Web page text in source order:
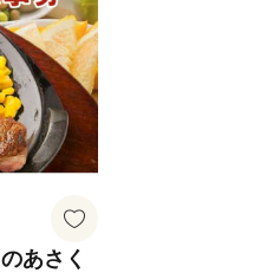
あさく